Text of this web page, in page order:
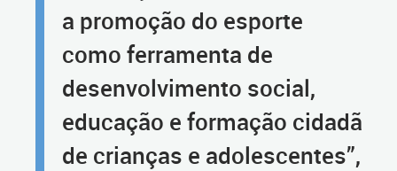
a promoção do esporte
como ferramenta de
desenvolvimento social,
educação e formação cidadã
de crianças e adolescentes”,